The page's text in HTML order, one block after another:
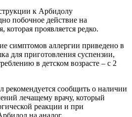
к Арбидолу
побочное действие на
которая проявляется редко.
симптомов аллергии приведено в
для приготовления суспензии,
в детском возрасте – с 2
сообщить о наличии
лечащему врачу, который
реакции и при